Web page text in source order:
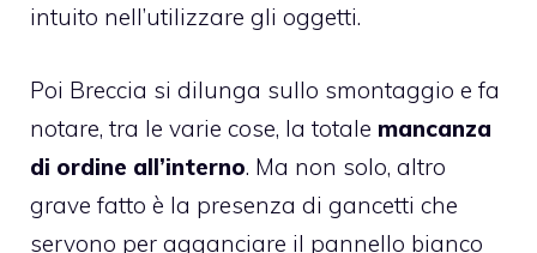
intuito nell’utilizzare gli oggetti.
Poi Breccia si dilunga sullo smontaggio e fa
notare, tra le varie cose, la totale mancanza
di ordine all’interno. Ma non solo, altro
grave fatto è la presenza di gancetti che
servono per agganciare il pannello bianco